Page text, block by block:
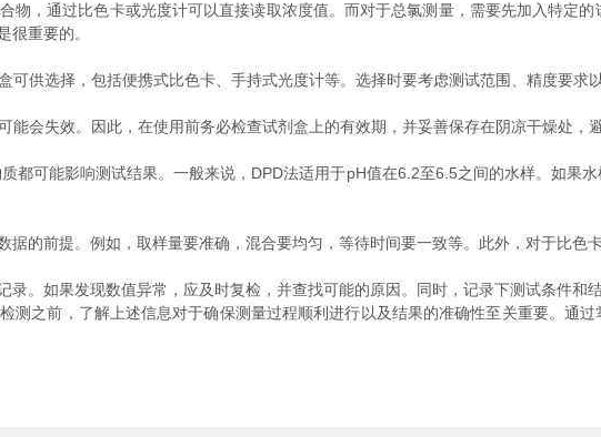
，通过比色卡或光度计可以直接读取浓度值。而对于总氯测量，需要先加入特定的
很重要的。
供选择，包括便携式比色卡、手持式光度计等。选择时要考虑测试范围、精度要求
会失效。因此，在使用前务必检查试剂盒上的有效期，并妥善保存在阴凉干燥处，
可能影响测试结果。一般来说，DPD法适用于pH值在6.2至6.5之间的水样。如果
的前提。例如，取样量要准确，混合要均匀，等待时间要一致等。此外，对于比色
。如果发现数值异常，应及时复检，并查找可能的原因。同时，记录下测试条件和
测之前，了解上述信息对于确保测量过程顺利进行以及结果的准确性至关重要。通